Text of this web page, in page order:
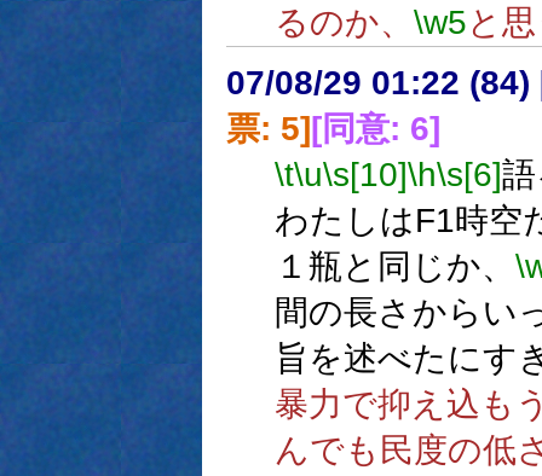
るのか、 \w5と
07/08/29 01:22 (84)
票: 5][同意: 6]
\t\u\s[10]\h\s[6]
わたしはF1時空
１瓶と同じか、
間の長さからい
旨を述べたにす
暴力で抑え込も
んでも民度の低